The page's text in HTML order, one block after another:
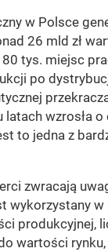
w Polsce
26 mld zł
tys. miejsc
po
wzrosła o
to jedna z
zwracają
wykorzystany w
produkcyjnej,
wartości